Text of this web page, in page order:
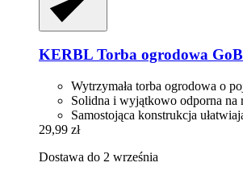
KERBL Torba ogrodowa
Wytrzymała torba ogrodowa o
Solidna i wyjątkowo odporna na
Samostojąca konstrukcja
29,99 zł
Dostawa do 2 września